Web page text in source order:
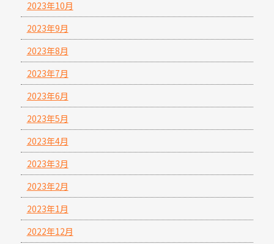
2023年10月
2023年9月
2023年8月
2023年7月
2023年6月
2023年5月
2023年4月
2023年3月
2023年2月
2023年1月
2022年12月